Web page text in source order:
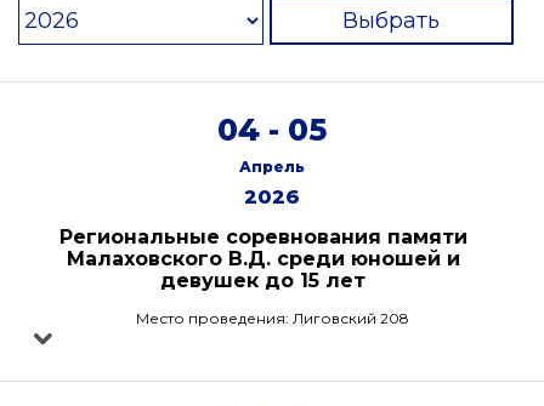
Выбрать
04 - 05
Апрель
2026
Региональные соревнования памяти
Малаховского В.Д. среди юношей и
девушек до 15 лет
Место проведения: Лиговский 208